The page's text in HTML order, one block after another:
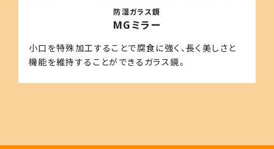
防湿ガラス鏡
MGミラー
小口を特殊加工することで腐食に強く、長く美しさと
機能を維持することができるガラス鏡。